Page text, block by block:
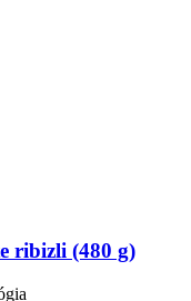
ribizli (480 g)